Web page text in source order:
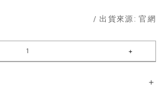
/ 出貨來源:官網